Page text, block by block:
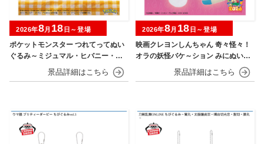
ポケットモンスター つれてってぬい
ぐるみ～ミジュマル・ヒバニー・ニ
2026年8月 18 日～登場
映画クレヨンしんちゃん 奇々怪々！
オラの妖怪バケ～ション みにぬいぐ
2026年8月 18 日～登場